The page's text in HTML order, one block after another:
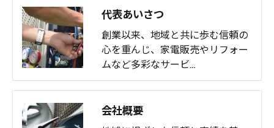
代表あいさつ
創業以来、地域と共に歩む信頼の
心を重んじ、家電販売やリフォー
ムなど多彩なサービ…
会社概要